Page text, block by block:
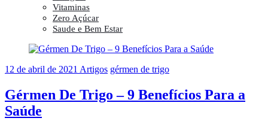
Vitaminas
Zero Açúcar
Saude e Bem Estar
12 de abril de 2021 Artigos gérmen de trigo
Gérmen De Trigo – 9 Benefícios Para a
Saúde